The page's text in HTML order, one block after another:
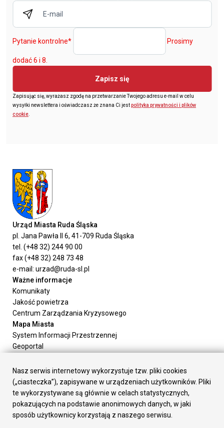
Pytanie kontrolne* Prosimy
dodać 6 i 8.
Zapisz się
Zapisując się, wyrażasz zgodę na przetwarzanie Twojego adresu e-mail w celu
wysyłki newslettera i oświadczasz że znana Ci jestpolityka prywatności i plików
cookie.
Urząd Miasta Ruda Śląska
pl. Jana Pawła II 6, 41-709 Ruda Śląska
tel. (+48 32) 244 90 00
fax (+48 32) 248 73 48
e-mail: urzad@ruda-sl.pl
Ważne informacje
Komunikaty
Jakość powietrza
Centrum Zarządzania Kryzysowego
Mapa Miasta
System Informacji Przestrzennej
Geoportal
Załatw sprawę
Prezydent Miasta
Rada Miasta
Wydziały
Elektroniczna Skrzynka Podawcza
Nasz serwis internetowy wykorzystuje tzw. pliki cookies
(„ciasteczka”), zapisywane w urządzeniach użytkowników. Pliki
te wykorzystywane są głównie w celach statystycznych,
pokazujących na podstawie anonimowych danych, w jaki
sposób użytkownicy korzystają z naszego serwisu.